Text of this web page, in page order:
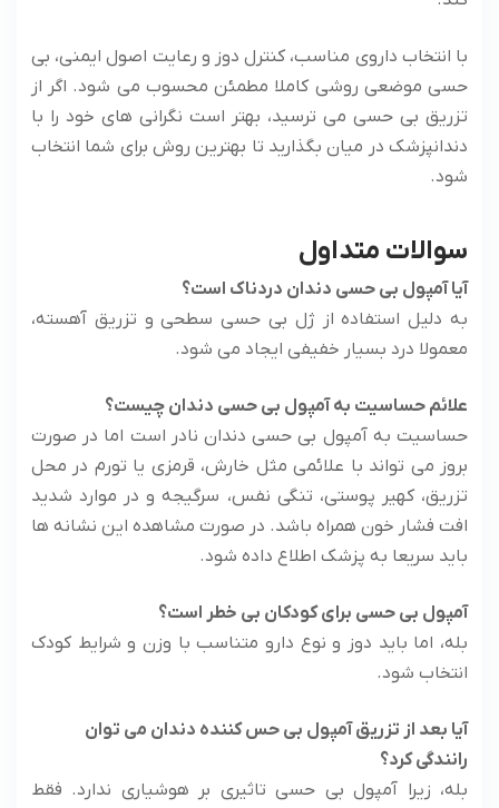
با انتخاب داروی مناسب، کنترل دوز و رعایت اصول ایمنی، بی
حسی موضعی روشی کاملا مطمئن محسوب می‌ شود. اگر از
تزریق بی حسی می ‌ترسید، بهتر است نگرانی ‌های خود را با
دندانپزشک در میان بگذارید تا بهترین روش برای شما انتخاب
شود.
سوالات متداول
آیا آمپول بی حسی دندان دردناک است؟
به دلیل استفاده از ژل بی حسی سطحی و تزریق آهسته،
معمولا درد بسیار خفیفی ایجاد می ‌شود.
علائم حساسیت به آمپول بی حسی دندان چیست؟
حساسیت به آمپول بی حسی دندان نادر است اما در صورت
بروز می تواند با علائمی مثل خارش، قرمزی یا تورم در محل
تزریق، کهیر پوستی، تنگی نفس، سرگیجه و در موارد شدید
افت فشار خون همراه باشد. در صورت مشاهده این نشانه ها
باید سریعا به پزشک اطلاع داده شود.
آمپول بی حسی برای کودکان بی خطر است؟
بله، اما باید دوز و نوع دارو متناسب با وزن و شرایط کودک
انتخاب شود.
آیا بعد از تزریق آمپول بی حس کننده دندان می ‌توان
رانندگی کرد؟
بله، زیرا آمپول بی حسی تاثیری بر هوشیاری ندارد. فقط